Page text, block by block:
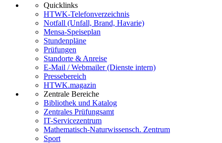
Quicklinks
HTWK-Telefonverzeichnis
Notfall (Unfall, Brand, Havarie)
Mensa-Speiseplan
Stundenpläne
Prüfungen
Standorte & Anreise
E-Mail / Webmailer (Dienste intern)
Pressebereich
HTWK.magazin
Zentrale Bereiche
Bibliothek und Katalog
Zentrales Prüfungsamt
IT-Servicezentrum
Mathematisch-Naturwissensch. Zentrum
Sport